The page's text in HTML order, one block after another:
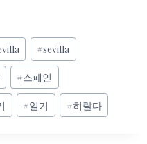
#sevilla
#스페인
#일기 #히랄다